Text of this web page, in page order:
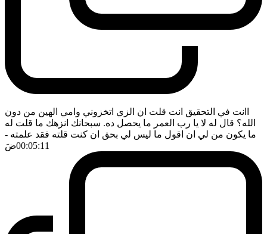
اانت في التحقيق انت قلت ان الزي اتخزوني وامي الهين من دون
الله؟ قال له لا يا رب العمر ما يحصل ده. سبحانك انزهك ما قلت له
ما يكون من لي ان اقول ما ليس لي بحق ان كنت قلته فقد علمته -
00:05:11ضَ